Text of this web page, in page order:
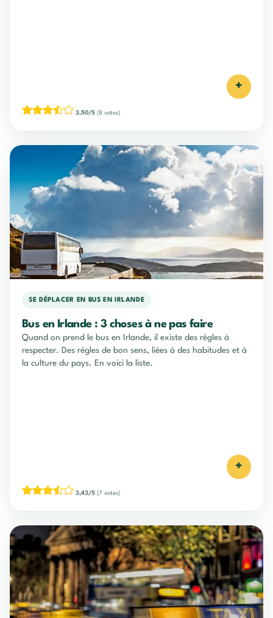
+
3,50/5 (8 votes)
SE DÉPLACER EN BUS EN IRLANDE
Bus en Irlande : 3 choses à ne pas faire
Quand on prend le bus en Irlande, il existe des règles à
respecter. Des règles de bon sens, liées à des habitudes et à
la culture du pays. En voici la liste.
+
3,43/5 (7 votes)